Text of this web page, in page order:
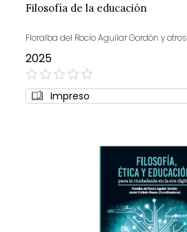
Filosofía de la educación
Floralba del Rocío Aguilar Gordón y otros
2025
0%
Impreso